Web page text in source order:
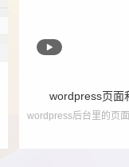

wordpress页面